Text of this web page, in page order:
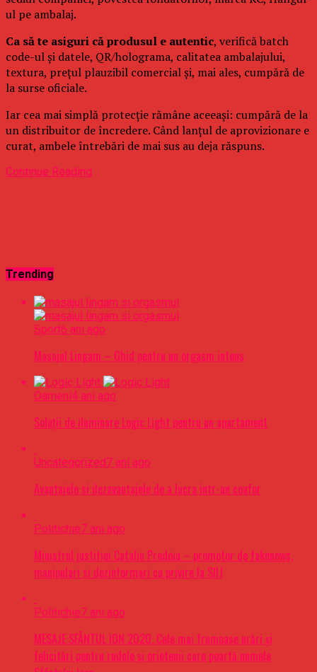
ul pe ambalaj.
Ca să te asiguri că produsul e autentic, verifică batch
code-ul și datele, QR/holograma, calitatea ambalajului,
textura, prețul plauzibil comercial și, mai ales, cumpără de
la surse oficiale.
Iar cea mai simplă protecție rămâne aceeași: cumpără de la
un distribuitor de încredere. Când lanțul de aprovizionare e
curat, ambele întrebări de mai sus au deja răspuns.
Continue Reading
Trending
Sport6 ani ago
Masajul Lingam – Ghid pentru un orgasm intens
Oameni4 ani ago
Soluții de iluminare Logic Light pentru un apartament
Uncategorized7 ani ago
Avantajele si dezavantajele de a lucra intr-un coafor
Politichie7 ani ago
Ministrul justitiei Catalin Predoiu – promotor de fakenews,
manipulari si dezinformari cu privire la SIIJ
Politichie7 ani ago
MESAJE SFÂNTUL ION 2020. Cele mai frumoase urări şi
felicitări pentru rudele şi prietenii care poartă numele